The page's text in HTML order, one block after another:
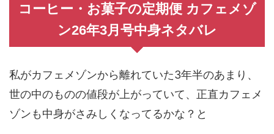
コーヒー・お菓子の定期便 カフェメゾ
ン26年3月号中身ネタバレ
私がカフェメゾンから離れていた3年半のあまり、
世の中のものの値段が上がっていて、正直カフェメ
ゾンも中身がさみしくなってるかな？と